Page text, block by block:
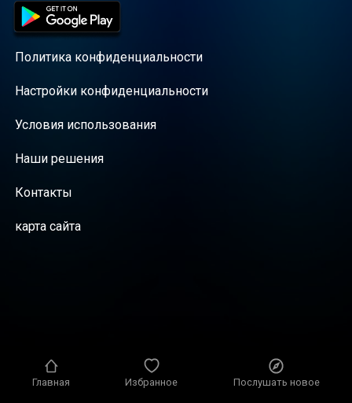
Главная Избранное Послушать новое
Политика конфиденциальности
Настройки конфиденциальности
Условия использования
Наши решения
Контакты
карта сайта